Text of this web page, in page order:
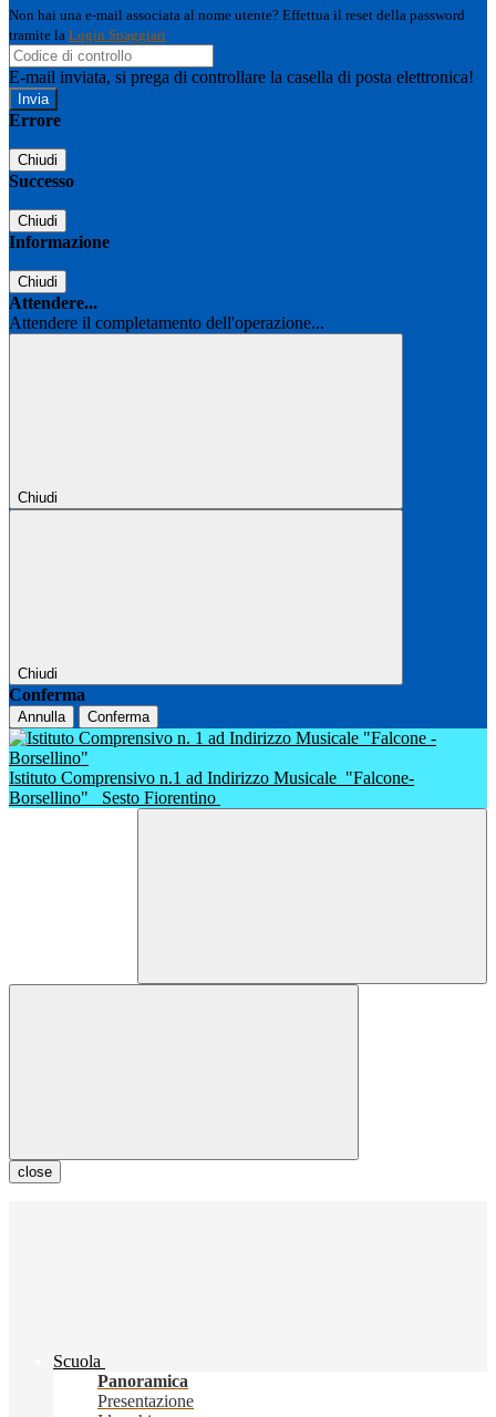
Non hai una e-mail associata al nome utente? Effettua il reset della password
tramite la Login Spaggiari
E-mail inviata, si prega di controllare la casella di posta elettronica!
Errore
Chiudi
Successo
Chiudi
Informazione
Chiudi
Attendere...
Attendere il completamento dell'operazione...
Chiudi
Chiudi
Conferma
Annulla Conferma
Istituto Comprensivo n.1 ad Indirizzo Musicale "Falcone-
Borsellino"
Sesto Fiorentino
close
Scuola
Panoramica
Presentazione